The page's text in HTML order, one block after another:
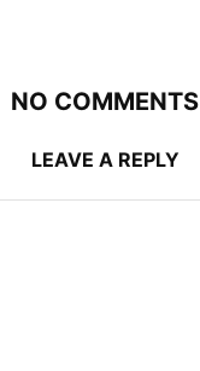
NO COMMENTS
LEAVE A REPLY